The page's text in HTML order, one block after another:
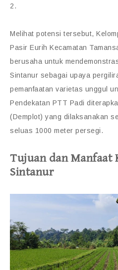
2.
Melihat potensi tersebut,
Pasir Eurih Kecamatan
berusaha untuk
Sintanur sebagai upaya
pemanfaatan varietas unggul
Pendekatan PTT Padi
(Demplot) yang dilaksanakan
seluas 1000 meter persegi.
Tujuan dan Manfaat
Sintanur